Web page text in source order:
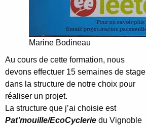
Marine Bodineau
Au cours de cette formation, nous
devons effectuer 15 semaines de stage
dans la structure de notre choix pour
réaliser un projet.
La structure que j’ai choisie est
Pat’mouille/EcoCyclerie du Vignoble